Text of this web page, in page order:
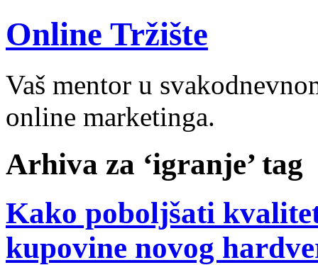
Online Tržište
Vaš mentor u
online marketinga.
Arhiva za ‘igranje’ tag
Kako poboljšati
kupovine novog